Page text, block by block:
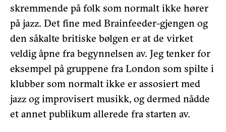
skremmende på folk som normalt ikke hører
på jazz. Det fine med Brainfeeder-gjengen og
den såkalte britiske bølgen er at de virket
veldig åpne fra begynnelsen av. Jeg tenker for
eksempel på gruppene fra London som spilte i
klubber som normalt ikke er assosiert med
jazz og improvisert musikk, og dermed nådde
et annet publikum allerede fra starten av.